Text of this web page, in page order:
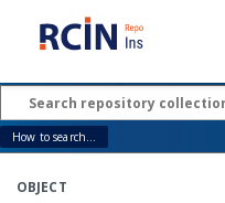
How to search...
OBJECT